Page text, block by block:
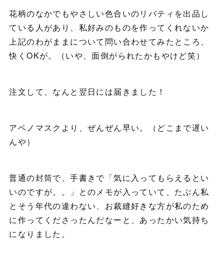
花柄のなかでもやさしい色合いのリバティを出品し
ている人があり、私好みのものを作ってくれないか
上記のわがままについて問い合わせてみたところ、
快くOKが。（いや、面倒がられたかもやけど笑）
注文して、なんと翌日には届きました！
アベノマスクより、ぜんぜん早い。（どこまで遅い
んや）
普通の封筒で、手書きで「気に入ってもらえるとい
いのですが。。」とのメモが入っていて、たぶん私
とそう年代の違わない、お裁縫好きな方が私のため
に作ってくださったんだなーと、あったかい気持ち
になりました。